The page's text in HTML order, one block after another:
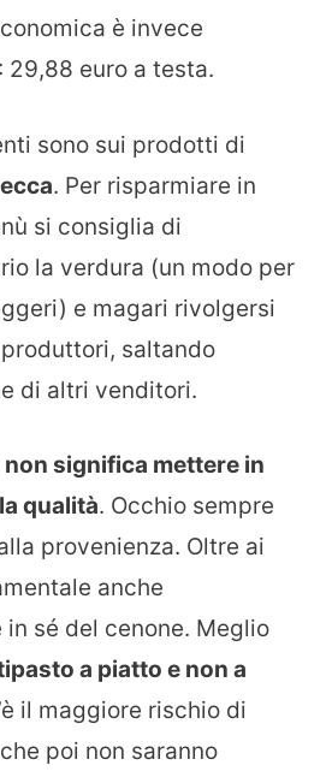
è invece
29,88 euro a testa.
sono sui prodotti di
. Per risparmiare in
si consiglia di
la verdura (un modo per
e magari rivolgersi
saltando
di altri venditori.
non significa mettere in
qualità. Occhio sempre
provenienza. Oltre ai
anche
in sé del cenone. Meglio
a piatto e non a
il maggiore rischio di
poi non saranno